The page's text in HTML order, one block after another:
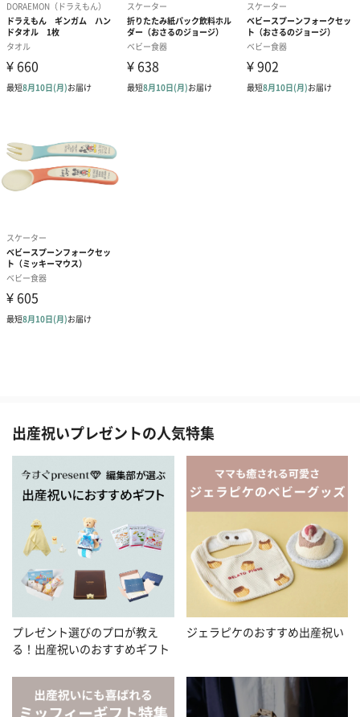
出産祝いプレゼントの人気特集
プレゼント選びのプロが教え
る！出産祝いのおすすめギフト
ジェラピケのおすすめ出産祝い